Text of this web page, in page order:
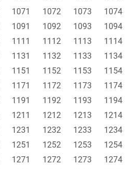
1071 1072 1073 1074
1091 1092 1093 1094
1111 1112 1113 1114
1131 1132 1133 1134
1151 1152 1153 1154
1171 1172 1173 1174
1191 1192 1193 1194
1211 1212 1213 1214
1231 1232 1233 1234
1251 1252 1253 1254
1271 1272 1273 1274